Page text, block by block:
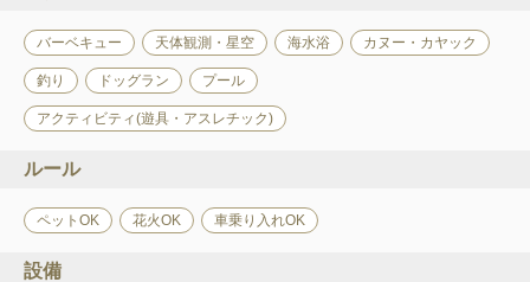
バーベキュー 天体観測・星空 海水浴 カヌー・カヤック
釣り ドッグラン プール
アクティビティ(遊具・アスレチック)
ルール
ペットOK 花火OK 車乗り入れOK
設備